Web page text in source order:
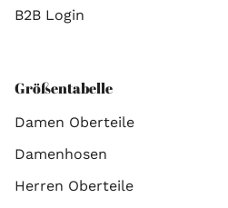
B2B Login
Größentabelle
Damen Oberteile
Damenhosen
Herren Oberteile